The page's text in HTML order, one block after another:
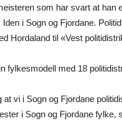
som har svart at han
i Sogn og Fjordane.
Hordaland til «Vest
fylkesmodell med 18
at vi i Sogn og Fjordane
i Sogn og Fjordane fylke,